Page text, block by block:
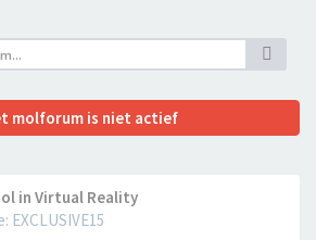
molforum is niet actief
in Virtual Reality
EXCLUSIVE15